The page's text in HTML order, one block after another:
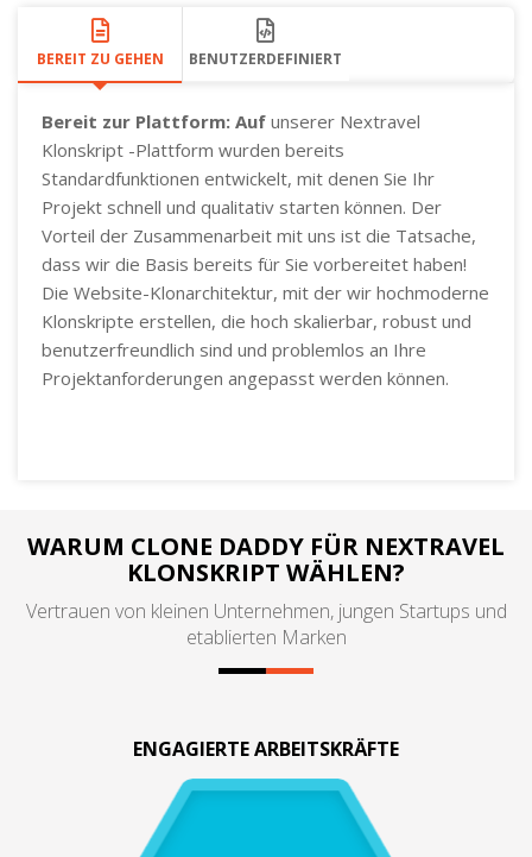
BEREIT ZU GEHEN BENUTZERDEFINIERT
Bereit zur Plattform: Auf unserer Nextravel
Klonskript -Plattform wurden bereits
Standardfunktionen entwickelt, mit denen Sie Ihr
Projekt schnell und qualitativ starten können. Der
Vorteil der Zusammenarbeit mit uns ist die Tatsache,
dass wir die Basis bereits für Sie vorbereitet haben!
Die Website-Klonarchitektur, mit der wir hochmoderne
Klonskripte erstellen, die hoch skalierbar, robust und
benutzerfreundlich sind und problemlos an Ihre
Projektanforderungen angepasst werden können.
WARUM CLONE DADDY FÜR NEXTRAVEL
KLONSKRIPT WÄHLEN?
Vertrauen von kleinen Unternehmen, jungen Startups und
etablierten Marken
ENGAGIERTE ARBEITSKRÄFTE